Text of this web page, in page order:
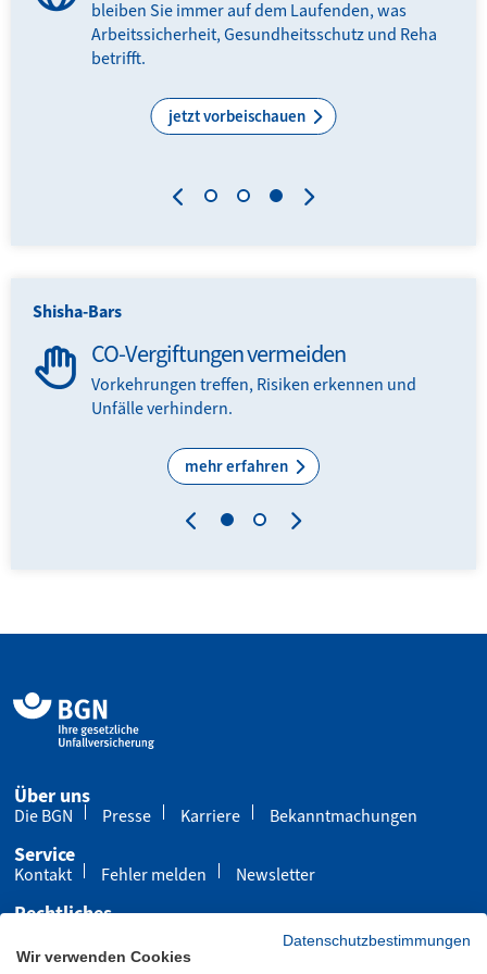
bleiben Sie immer auf dem Laufenden, was
Arbeitssicherheit, Gesundheitsschutz und Reha
betrifft.
jetzt vorbeischauen
Shisha-Bars
CO-Vergiftungen vermeiden
Vorkehrungen treffen, Risiken erkennen und
Unfälle verhindern.
mehr erfahren
Über uns
Die BGN Presse Karriere Bekanntmachungen
Service
Kontakt Fehler melden Newsletter
Rechtliches
CookiesDatenschutzbestimmungen
Wir verwenden Cookies